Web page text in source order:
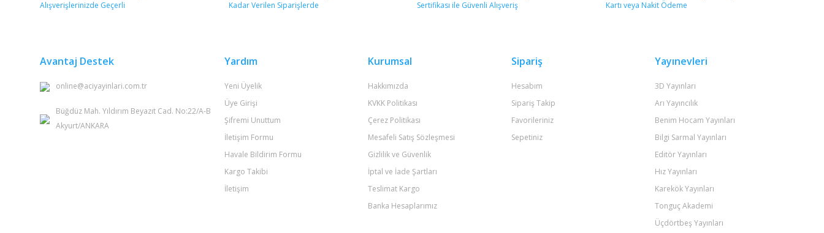
Bu ürüne benzer farklı alternatifler olmalı.
Gönder
Avantaj Destek
online@aciyayinlari.com.tr
Büğdüz Mah. Yıldırım Beyazıt Cad. No:22/A-B
Akyurt/ANKARA
Yardım
Yeni Üyelik
Üye Girişi
Şifremi Unuttum
İletişim Formu
Havale Bildirim Formu
Kargo Takibi
İletişim
Kurumsal
Hakkımızda
KVKK Politikası
Çerez Politikası
Mesafeli Satış Sözleşmesi
Gizlilik ve Güvenlik
İptal ve İade Şartları
Teslimat Kargo
Banka Hesaplarımız
Sipariş
Hesabım
Sipariş Takip
Favorileriniz
Sepetiniz
Yayınevleri
3D Yayınları
Arı Yayıncılık
Benim Hocam Yayınları
Bilgi Sarmal Yayınları
Editör Yayınları
Hız Yayınları
Karekök Yayınları
Tonguç Akademi
Üçdörtbeş Yayınları